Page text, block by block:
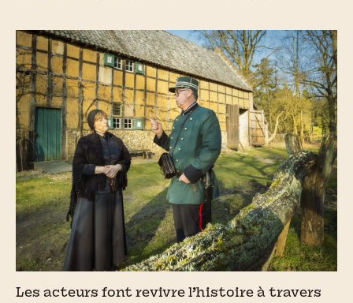
Les acteurs font revivre l’histoire à travers